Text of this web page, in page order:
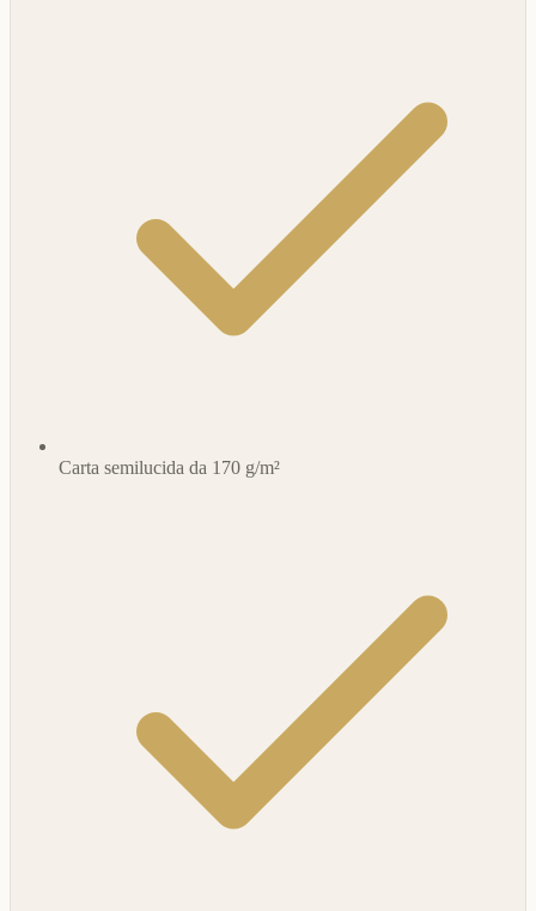
Carta semilucida da 170 g/m²